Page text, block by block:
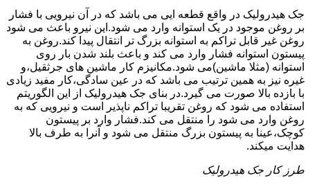
جک هیدرولیک در واقع قطعه ایی می باشد که در آن نیرویی با فشار
بر روغن موجود در یک استوانه وارد می شود.این نیرو باعث می شود
روغن غیر قابل تراکم به استوانه بزرگ تر انتقال پیدا کند.روغن به
پیستون استوانه فشار وارد می کند و باعث بلند شدن بار روی
استوانه (مثلا ماشین)می شود.مکانیزم کار ماشین های جرثقیل،و
غیره نیز به همین ترتیب می باشد که در عین سادگی،کار مفید زیادی
با بازده بالا صورت می گیرد.در بنای جک هیدرولیک از این الگوریتم
استفاده می شود که روغن تقریبا تراکم ناپذیر است و نیرویی که به
روغن وارد می شود را منتقل می کند.فشار وارد بر پیستون
کوچک،عینا به پیستون بزرگ منتقل می شود و آنرا به طرف بالا
هدایت میکند.
طرز کار جک هیدرولیک